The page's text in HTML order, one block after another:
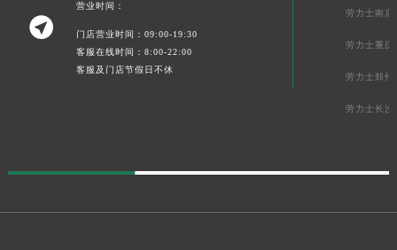

营业时间：
门店营业时间：09:00-19:30
客服在线时间：8:00-22:00
客服及门店节假日不休
劳力士南京
劳力士重庆
劳力士郑州
劳力士长沙